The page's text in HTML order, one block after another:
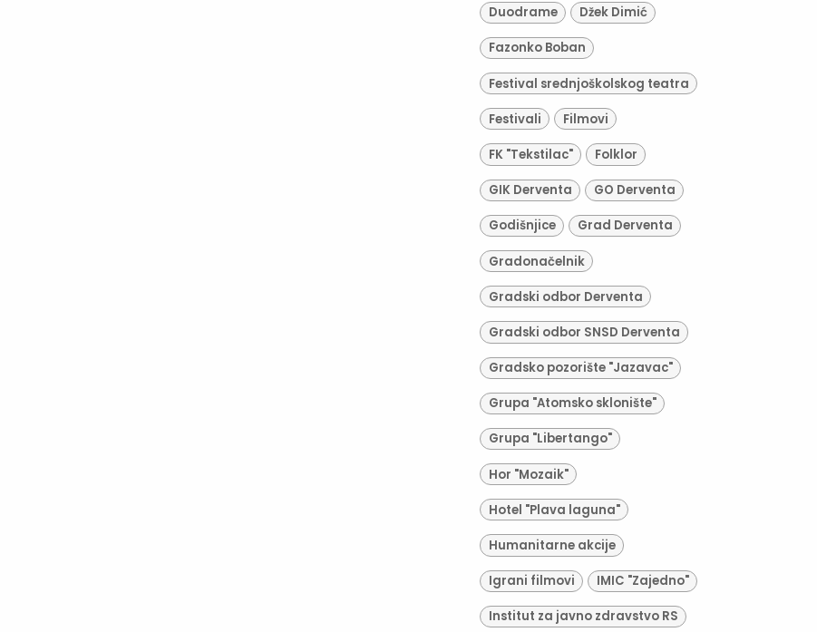
Duodrame Džek Dimić
Fazonko Boban
Festival srednjoškolskog teatra
Festivali Filmovi
FK "Tekstilac" Folklor
GIK Derventa GO Derventa
Godišnjice Grad Derventa
Gradonačelnik
Gradski odbor Derventa
Gradski odbor SNSD Derventa
Gradsko pozorište "Jazavac"
Grupa "Atomsko sklonište"
Grupa "Libertango"
Hor "Mozaik"
Hotel "Plava laguna"
Humanitarne akcije
Igrani filmovi IMIC "Zajedno"
Institut za javno zdravstvo RS